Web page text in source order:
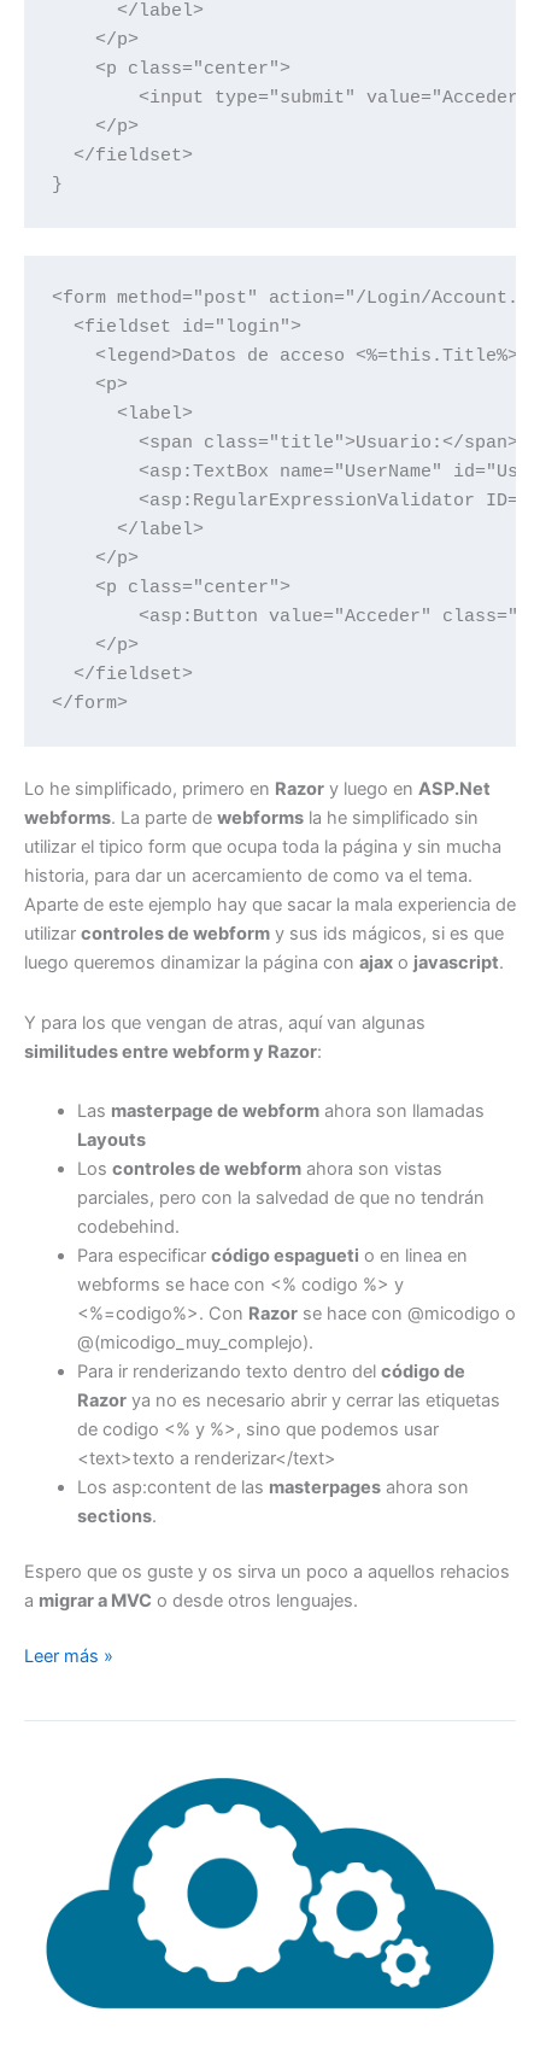
      </label>
    </p>
    <p class="center">
<input type="submit" value="Acceder"
    </p>
  </fieldset>
}
<form method="post" action="/Login/
  <fieldset id="login">
<legend>Datos de acceso
    <p>
      <label>
        <span class="title">Usuario:</span>
<asp:TextBox name="UserName"
<asp:RegularExpressionValidator
      </label>
    </p>
    <p class="center">
<asp:Button value="Acceder"
    </p>
  </fieldset>
</form>
Lo he simplificado, primero en Razor y luego en ASP.Net
webforms. La parte de webforms la he simplificado sin
utilizar el tipico form que ocupa toda la página y sin mucha
historia, para dar un acercamiento de como va el tema.
Aparte de este ejemplo hay que sacar la mala experiencia de
utilizar controles de webform y sus ids mágicos, si es que
luego queremos dinamizar la página con ajax o javascript.
Y para los que vengan de atras, aquí van algunas
similitudes entre webform y Razor:
Las masterpage de webformahora son llamadas
Layouts
Los controles de webformahora son vistas
parciales, pero con la salvedad de que no tendrán
codebehind.
Para especificar código espagueti o en linea en
webforms se hace con <% codigo %> y
<%=codigo%>. Con Razorse hace con @micodigo o
@(micodigo_muy_complejo).
Para ir renderizando texto dentro del código de
Razorya no es necesario abrir y cerrar las etiquetas
de codigo <% y %>, sino que podemos usar
<text>texto a renderizar</text>
Los asp:content de las masterpagesahora son
sections.
Espero que os guste y os sirva un poco a aquellos rehacios
a migrar a MVC o desde otros lenguajes.
ASP.Net
MVC
fundamentos
básicos
Leer más »